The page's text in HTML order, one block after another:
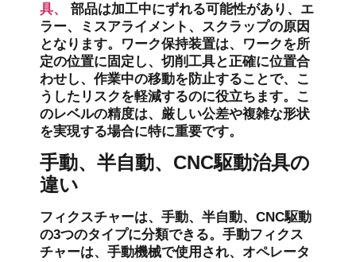
具、
部品は加工中にずれる可能性があり、エ
ラー、ミスアライメント、スクラップの原因
となります。ワーク保持装置は、ワークを所
定の位置に固定し、切削工具と正確に位置合
わせし、作業中の移動を防止することで、こ
うしたリスクを軽減するのに役立ちます。こ
のレベルの精度は、厳しい公差や複雑な形状
を実現する場合に特に重要です。
手動、半自動、CNC駆動治具の
違い
フィクスチャーは、手動、半自動、CNC駆動
の3つのタイプに分類できる。手動フィクス
チャーは、手動機械で使用され、オペレータ